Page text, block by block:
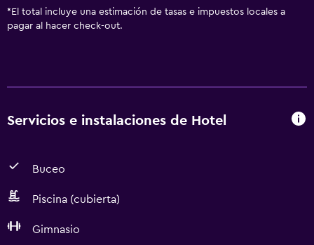
* El total incluye una estimación de tasas e impuestos locales a
pagar al hacer check-out.
Servicios e instalaciones de Hotel
Buceo
Piscina (cubierta)
Gimnasio